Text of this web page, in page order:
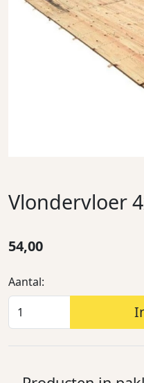
Vlondervloer
54,00
Aantal: